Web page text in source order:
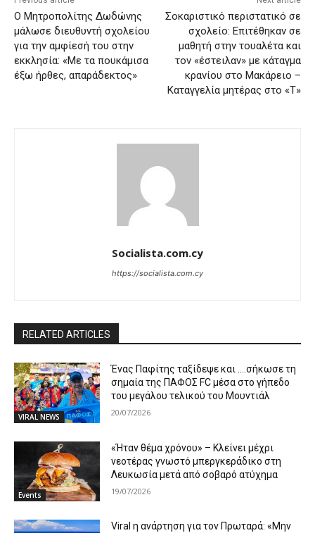
Ο Μητροπολίτης Δωδώνης
μάλωσε διευθυντή σχολείου
για την αμφίεσή του στην
εκκλησία: «Με τα πουκάμισα
έξω ήρθες, απαράδεκτος»
Σοκαριστικό περιστατικό σε
σχολείο: Επιτέθηκαν σε
μαθητή στην τουαλέτα και
τον «έστειλαν» με κάταγμα
κρανίου στο Μακάρειο –
Καταγγελία μητέρας στο «Τ»
Socialista.com.cy
https://socialista.com.cy
RELATED ARTICLES
VIRAL NEWS
Ένας Παφίτης ταξίδεψε και ….σήκωσε τη
σημαία της ΠΑΦΟΣ FC μέσα στο γήπεδο
του μεγάλου τελικού του Μουντιάλ
20/07/2026
Events
«Ήταν θέμα χρόνου» – Κλείνει μέχρι
νεοτέρας γνωστό μπεργκεράδικο στη
Λευκωσία μετά από σοβαρό ατύχημα
19/07/2026
Viral η ανάρτηση για τον Πρωταρά: «Μην